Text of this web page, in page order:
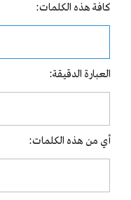
كافة هذه الكلمات:
العبارة الدقيقة:
أي من هذه الكلمات: